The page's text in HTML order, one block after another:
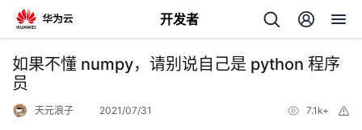
开发者
返
回
如果不懂 numpy，请别说自己是 python 程序
员
天元浪子 2021/07/31 7.1k+